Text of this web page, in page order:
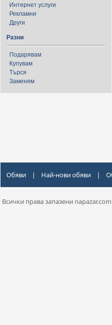
Интернет услуги
Рекламни
Други
Разни
Подарявам
Купувам
Търся
Заменям
Обяви | Най-нови обяви |
Всички права запазени